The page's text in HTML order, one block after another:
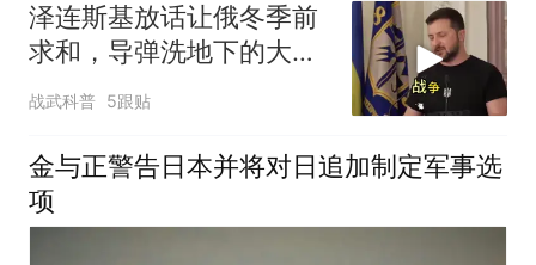
泽连斯基放话让俄冬季前
求和，导弹洗地下的大饼
画给谁看
战武科普 5跟贴
金与正警告日本并将对日追加制定军事选
项